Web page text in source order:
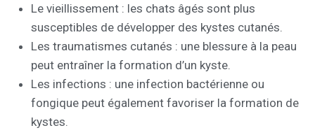
Le vieillissement : les chats âgés sont plus
susceptibles de développer des kystes cutanés.
Les traumatismes cutanés : une blessure à la peau
peut entraîner la formation d’un kyste.
Les infections : une infection bactérienne ou
fongique peut également favoriser la formation de
kystes.